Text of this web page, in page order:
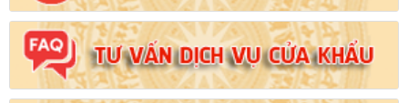
Ngày ban hành: (21/08/2024)
Số:1731/KH-UBND
Tên: (Kế hoạch triển khai thi hành Luật Đất đai năm 2024)
Ngày ban hành: (21/08/2024)